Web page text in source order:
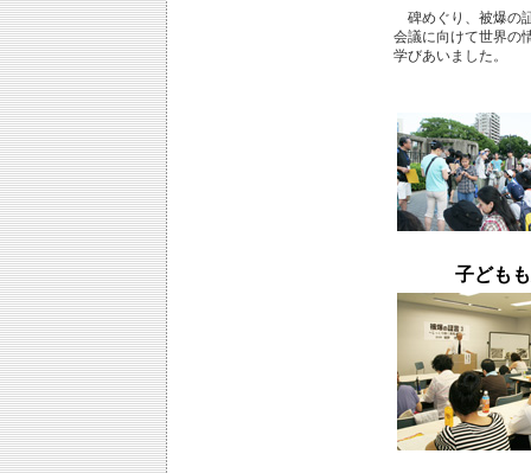
碑めぐり、被爆の
会議に向けて世界の
学びあいました。
子ども